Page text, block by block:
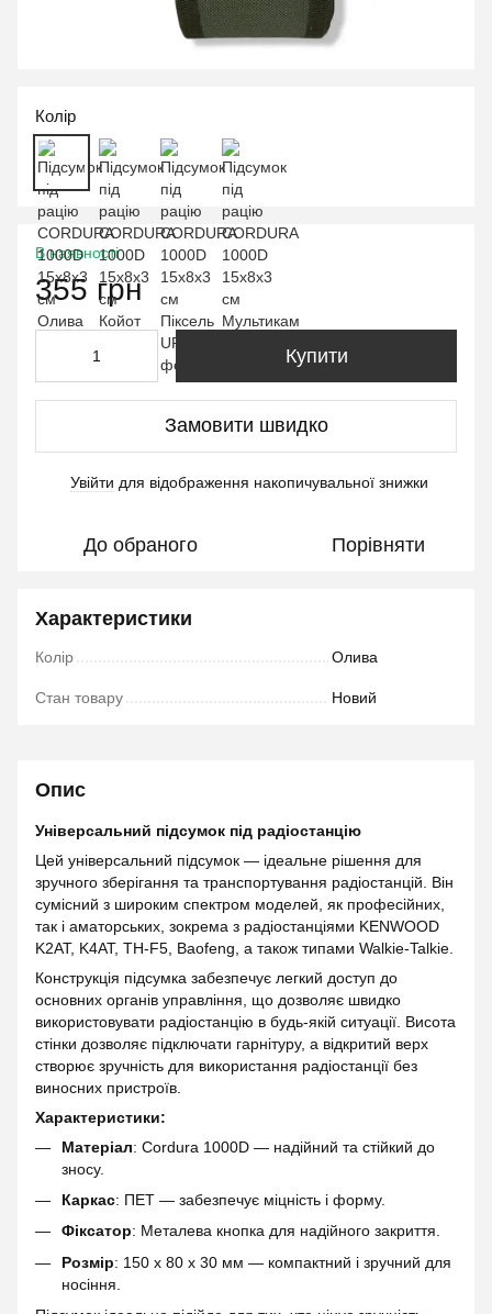
Колір
В наявності
355 грн
Купити
Замовити швидко
Увійти для відображення накопичувальної знижки
До обраного Порівняти
Характеристики
Колір Олива
Стан товару Новий
Опис
Універсальний підсумок під радіостанцію
Цей універсальний підсумок — ідеальне рішення для
зручного зберігання та транспортування радіостанцій. Він
сумісний з широким спектром моделей, як професійних,
так і аматорських, зокрема з радіостанціями KENWOOD
K2AT, K4AT, TH-F5, Baofeng, а також типами Walkie-Talkie.
Конструкція підсумка забезпечує легкий доступ до
основних органів управління, що дозволяє швидко
використовувати радіостанцію в будь-якій ситуації. Висота
стінки дозволяє підключати гарнітуру, а відкритий верх
створює зручність для використання радіостанції без
виносних пристроїв.
Характеристики:
Матеріал: Cordura 1000D — надійний та стійкий до
зносу.
Каркас: ПЕТ — забезпечує міцність і форму.
Фіксатор: Металева кнопка для надійного закриття.
Розмір: 150 x 80 x 30 мм — компактний і зручний для
носіння.